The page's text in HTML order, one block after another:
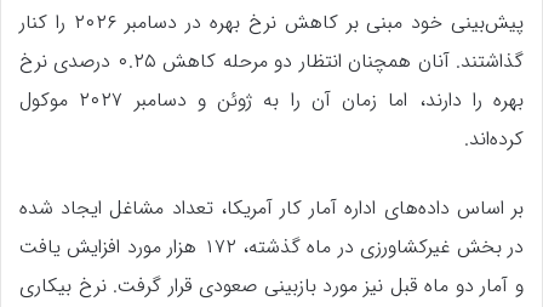
پیش‌بینی خود مبنی بر کاهش نرخ بهره در دسامبر ۲۰۲۶ را کنار
گذاشتند. آنان همچنان انتظار دو مرحله کاهش ۰.۲۵ درصدی نرخ
بهره را دارند، اما زمان آن را به ژوئن و دسامبر ۲۰۲۷ موکول
کرده‌اند.
بر اساس داده‌های اداره آمار کار آمریکا، تعداد مشاغل ایجاد شده
در بخش غیرکشاورزی در ماه گذشته، ۱۷۲ هزار مورد افزایش یافت
و آمار دو ماه قبل نیز مورد بازبینی صعودی قرار گرفت. نرخ بیکاری